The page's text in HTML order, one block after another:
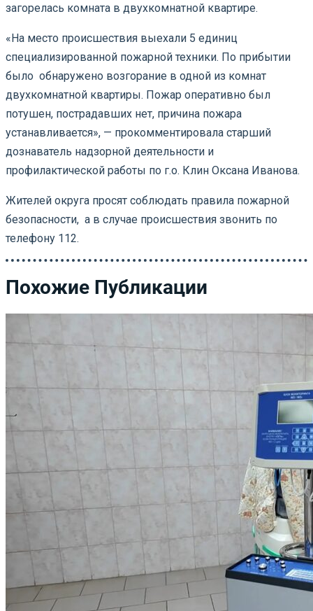
загорелась комната в двухкомнатной квартире.
«На место происшествия выехали 5 единиц
специализированной пожарной техники. По прибытии
было обнаружено возгорание в одной из комнат
двухкомнатной квартиры. Пожар оперативно был
потушен, пострадавших нет, причина пожара
устанавливается», — прокомментировала старший
дознаватель надзорной деятельности и
профилактической работы по г.о. Клин Оксана Иванова.
Жителей округа просят соблюдать правила пожарной
безопасности, а в случае происшествия звонить по
телефону 112.
Похожие Публикации